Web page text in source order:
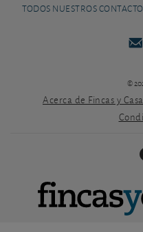
TODOS NUESTROS
©
Acerca de Fincas y